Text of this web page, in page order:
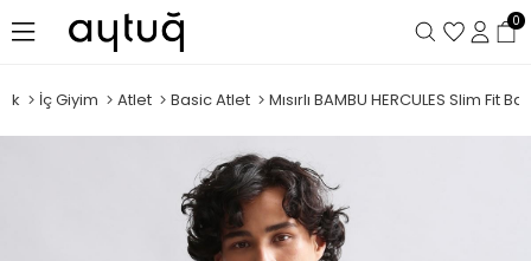
0
İç Giyim Atlet Basic Atlet Mısırlı BAMBU HERCULES Slim Fit